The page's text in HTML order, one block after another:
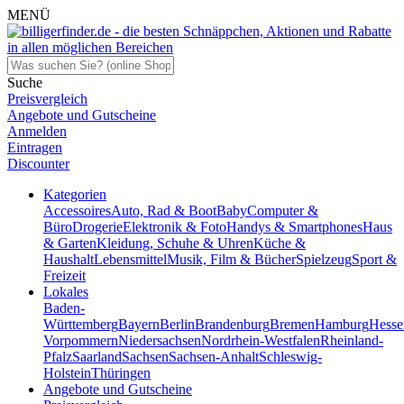
MENÜ
Suche
Preisvergleich
Angebote und Gutscheine
Anmelden
Eintragen
Discounter
Kategorien
AccessoiresAuto, Rad & BootBabyComputer &
BüroDrogerieElektronik & FotoHandys & SmartphonesHaus
& GartenKleidung, Schuhe & UhrenKüche &
HaushaltLebensmittelMusik, Film & BücherSpielzeugSport &
Freizeit
Lokales
Baden-
WürttembergBayernBerlinBrandenburgBremenHamburg
VorpommernNiedersachsenNordrhein-WestfalenRheinland-
PfalzSaarlandSachsenSachsen-AnhaltSchleswig-
HolsteinThüringen
Angebote und Gutscheine